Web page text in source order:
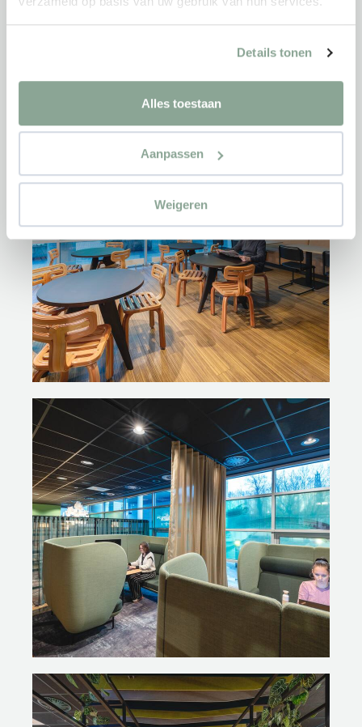
Details tonen
Alles toestaan
Aanpassen
Weigeren